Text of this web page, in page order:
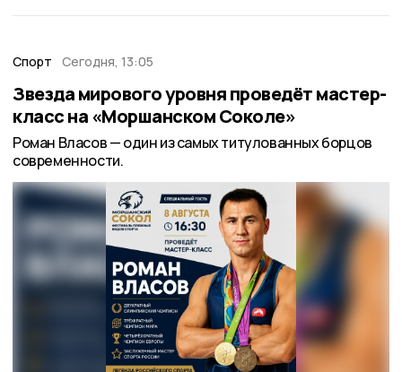
Спорт Сегодня, 13:05
Звезда мирового уровня проведёт мастер-
класс на «Моршанском Соколе»
Роман Власов — один из самых титулованных борцов
современности.